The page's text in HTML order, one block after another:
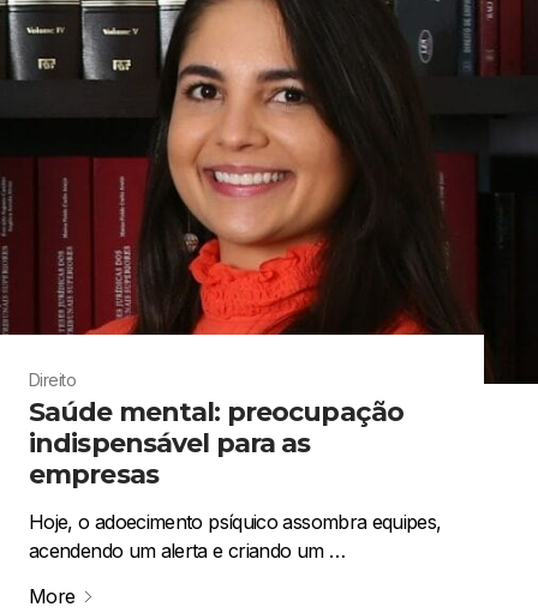
Direito
Saúde mental: preocupação
indispensável para as
empresas
Hoje, o adoecimento psíquico assombra equipes,
acendendo um alerta e criando um …
More